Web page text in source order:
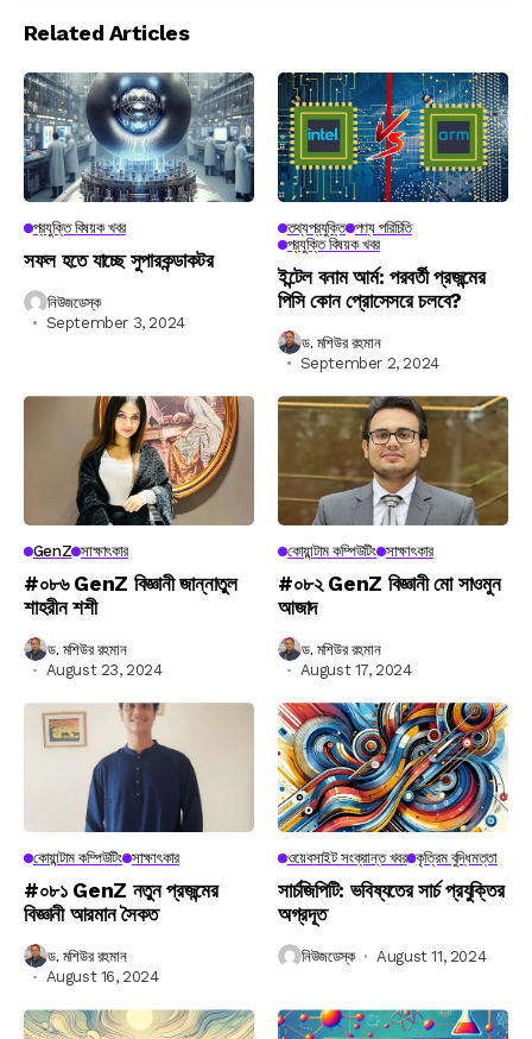
Related Articles
প্রযুক্তি বিষয়ক খবর
সফল হতে যাচ্ছে সুপারকন্ডাকটর
নিউজডেস্ক
September 3, 2024
তথ্যপ্রযুক্তি পণ্য পরিচিতি
প্রযুক্তি বিষয়ক খবর
ইন্টেল বনাম আর্ম: পরবর্তী প্রজন্মের
পিসি কোন প্রোসেসরে চলবে?
ড. মশিউর রহমান
September 2, 2024
GenZ সাক্ষাৎকার
#০৮৬ GenZ বিজ্ঞানী জান্নাতুল
শাহরীন শশী
ড. মশিউর রহমান
August 23, 2024
কোয়ান্টাম কম্পিউটিং সাক্ষাৎকার
#০৮২ GenZ বিজ্ঞানী মো সাওমুন
আজাদ
ড. মশিউর রহমান
August 17, 2024
কোয়ান্টাম কম্পিউটিং সাক্ষাৎকার
#০৮১ GenZ নতুন প্রজন্মের
বিজ্ঞানী আরমান সৈকত
ড. মশিউর রহমান
August 16, 2024
ওয়েবসাইট সংক্রান্ত খবর কৃত্রিম বুদ্ধিমত্তা
সার্চজিপিটি: ভবিষ্যতের সার্চ প্রযুক্তির
অগ্রদূত
নিউজডেস্ক August 11, 2024